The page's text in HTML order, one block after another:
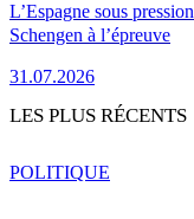
L’Espagne sous
Schengen à l’épreuve
31.07.2026
LES PLUS RÉCENTS
POLITIQUE